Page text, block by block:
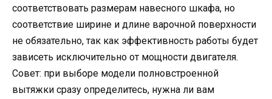
соответствовать размерам навесного шкафа, но
соответствие ширине и длине варочной поверхности
не обязательно, так как эффективность работы будет
зависеть исключительно от мощности двигателя.
Совет: при выборе модели полновстроенной
вытяжки сразу определитесь, нужна ли вам